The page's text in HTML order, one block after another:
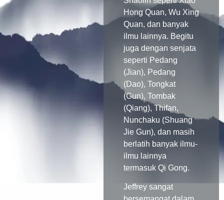
Hong Quan, Wu Xing
Quan, dan banyak
ilmu lainnya. Begitu
juga dengan senjata
seperti Pedang
(Jian), Pedang
(Dao), Tongkat
(Gun), Tombak
(Qiang), Thifan,
Nunchaku (Shuang
Jie Gun), dan masih
berlatih banyak ilmu-
ilmu lainnya
termasuk Qi Gong.
Jeffrey sangat